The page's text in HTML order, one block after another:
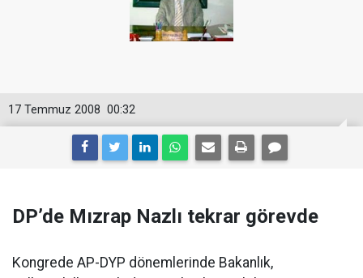
00:32
17 Temmuz 2008
DP’de Mızrap Nazlı tekrar görevde
Kongrede AP-DYP dönemlerinde Bakanlık,